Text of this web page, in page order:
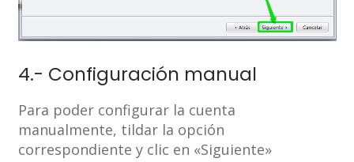
4.- Configuración manual
Para poder configurar la cuenta
manualmente, tildar la opción
correspondiente y clic en «Siguiente»